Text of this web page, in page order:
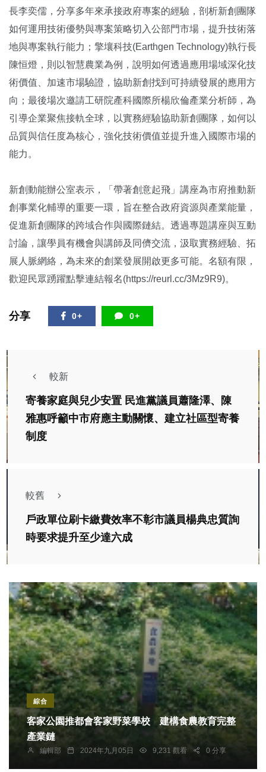
長李奕儒，分享多年來承接政府專案的經驗，剖析新創團隊
如何運用技術優勢與專案策略切入公部門市場，提升技術落
地與專案執行能力；擎壤科技(Earthgen Technology)執行長
陳恒燈，則以智慧農業為例，說明如何透過應用場域深化技
術價值、加速市場驗證，協助新創找到可持續發展的應用方
向；最後場次邀請工研院產科國際所楊欣倫產業分析師，為
引導企業聚焦接軌全球，以實務經驗協助新創團隊，如何以
品質與信任度為核心，強化技術價值並提升進入國際市場的
能力。
新創動能辦公室表示，「帶著創意起飛」講座為市府推動新
創事業化輔導的重要一環，旨在整合政府資源與產業能量，
促進新創團隊的跨域合作與國際鏈結。透過專題講座與互動
討論，讓學員有機會與講師及同儕交流，汲取實務經驗、拓
展人脈網絡，為未來的創業發展開啟更多可能。名額有限，
歡迎民眾踴躍點擊連結報名(https://reurl.cc/3Mz9R9)。
分享 0+ 0+
較新
寄養家庭與兒少安置 民進黨議員蕭隆澤、陳
雅惠呼籲中市府應主動關懷、建立社區型寄養
制度
較舊
戶政單位刷卡繳費效率不彰市議員楊典忠質詢
時要求提升至少達六成
綜合
客家公園推都會客家野菜學校 建構食農教育完整
產業鏈
編輯部 2024年九月05日 9,231 觀看 0 分享